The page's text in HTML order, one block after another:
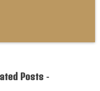
Posts-